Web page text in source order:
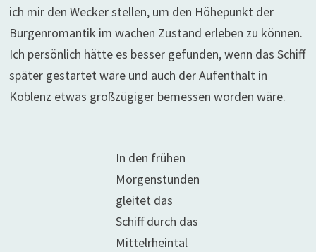
ich mir den Wecker stellen, um den Höhepunkt der
Burgenromantik im wachen Zustand erleben zu können.
Ich persönlich hätte es besser gefunden, wenn das Schiff
später gestartet wäre und auch der Aufenthalt in
Koblenz etwas großzügiger bemessen worden wäre.
In den frühen
Morgenstunden
gleitet das
Schiff durch das
Mittelrheintal